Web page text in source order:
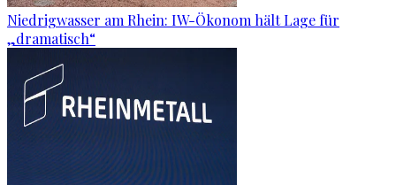
Niedrigwasser am Rhein: IW-Ökonom hält Lage für
„dramatisch“